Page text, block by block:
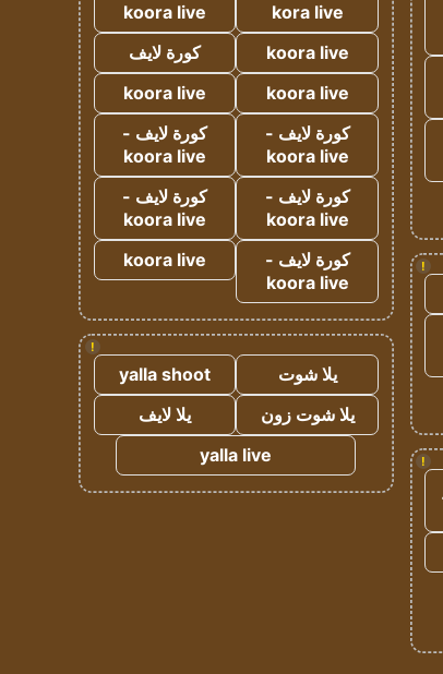
!
!
kora live
koora live
koora live
كورة لايف
koora live
koora live
كورة لايف -
koora live
كورة لايف -
koora live
كورة لايف -
koora live
كورة لايف -
koora live
كورة لايف -
koora live
koora live
!
يلا شوت
yalla shoot
يلا شوت زون
يلا لايف
yalla live